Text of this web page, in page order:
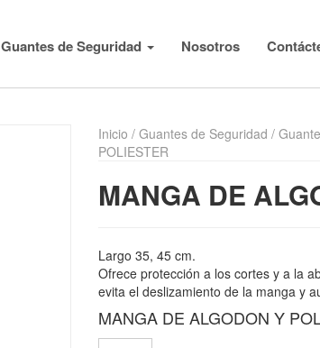
Guantes de Seguridad Nosotros
Inicio / Guantes de Seguridad /
POLIESTER
MANGA DE
Largo 35, 45 cm.
Ofrece protección a los cortes y a la
evita el deslizamiento de la manga y
MANGA DE ALGODON Y